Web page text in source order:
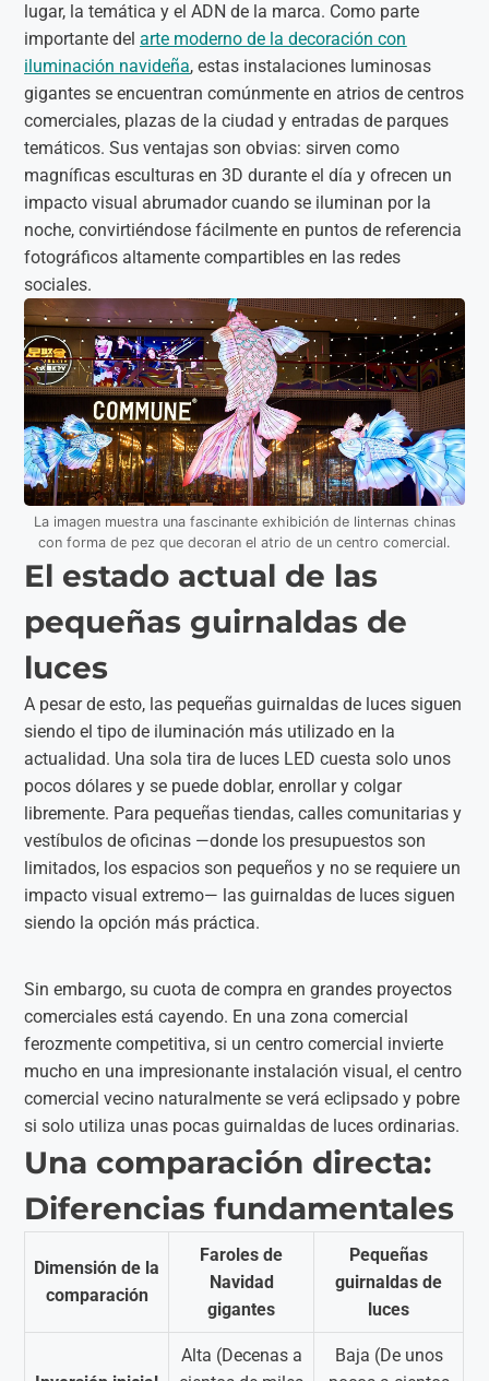
lugar, la temática y el ADN de la marca. Como parte
importante delarte moderno de la decoración con
iluminación navideña, estas instalaciones luminosas
gigantes se encuentran comúnmente en atrios de centros
comerciales, plazas de la ciudad y entradas de parques
temáticos. Sus ventajas son obvias: sirven como
magníficas esculturas en 3D durante el día y ofrecen un
impacto visual abrumador cuando se iluminan por la
noche, convirtiéndose fácilmente en puntos de referencia
fotográficos altamente compartibles en las redes
sociales.
La imagen muestra una fascinante exhibición de linternas chinas
con forma de pez que decoran el atrio de un centro comercial.
El estado actual de las
pequeñas guirnaldas de
luces
A pesar de esto, las pequeñas guirnaldas de luces siguen
siendo el tipo de iluminación más utilizado en la
actualidad. Una sola tira de luces LED cuesta solo unos
pocos dólares y se puede doblar, enrollar y colgar
libremente. Para pequeñas tiendas, calles comunitarias y
vestíbulos de oficinas —donde los presupuestos son
limitados, los espacios son pequeños y no se requiere un
impacto visual extremo— las guirnaldas de luces siguen
siendo la opción más práctica.
Sin embargo, su cuota de compra en grandes proyectos
comerciales está cayendo. En una zona comercial
ferozmente competitiva, si un centro comercial invierte
mucho en una impresionante instalación visual, el centro
comercial vecino naturalmente se verá eclipsado y pobre
si solo utiliza unas pocas guirnaldas de luces ordinarias.
Una comparación directa:
Diferencias fundamentales
Dimensión de la
comparación
Faroles de
Navidad
gigantes
Pequeñas
guirnaldas de
luces
Alta (Decenas a
Baja (De unos